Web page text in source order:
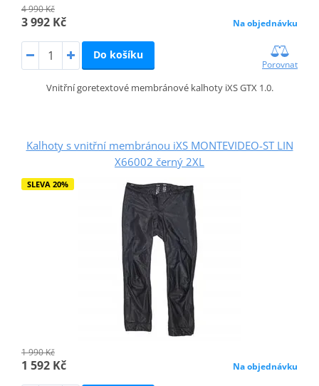
4 990 Kč
3 992 Kč Na objednávku
Do košíku
Porovnat
Vnitřní goretextové membránové kalhoty iXS GTX 1.0.
Kalhoty s vnitřní membránou iXS MONTEVIDEO-ST LIN
X66002 černý 2XL
SLEVA 20%
1 990 Kč
1 592 Kč Na objednávku